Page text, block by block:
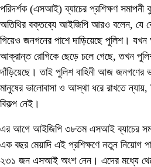
পরিদর্শক (এসআই) ব্যাচের প্রশিক্ষণ সমাপনী
অতিথির বক্তব্যে আইজিপি আরও বলেন, যে
গিয়েও জনগনের পাশে দাড়িয়েছে পুলিশ। যখন
আক্রান্ত রোগিকে ছেড়ে চলে গেছে, তখন পুলিশ
দাঁড়িয়েছে। তাই পুলিশ বাহিনী আজ জনগণের
মানুষের ভালোবাসা ও আস্থা ধরে রাখতে ন্যায়,
বিকল্প নেই।
এর আগে আইজিপি ৩৮তম এসআই ব্যাচের
এক বছর মেয়াদি এই প্রশিক্ষণে নতুন নিয়োগ
২৩১ জন এসআই অংশ নেন। এদের মধ্যে থেকে